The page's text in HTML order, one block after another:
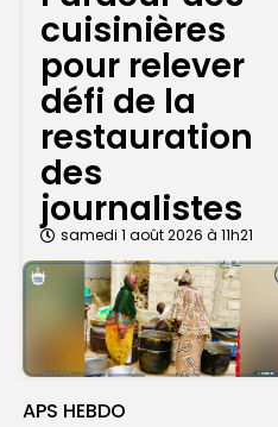
cuisinières
pour relever
défi de la
restauration
des
journalistes
samedi 1 août 2026 à 11h21
APS HEBDO